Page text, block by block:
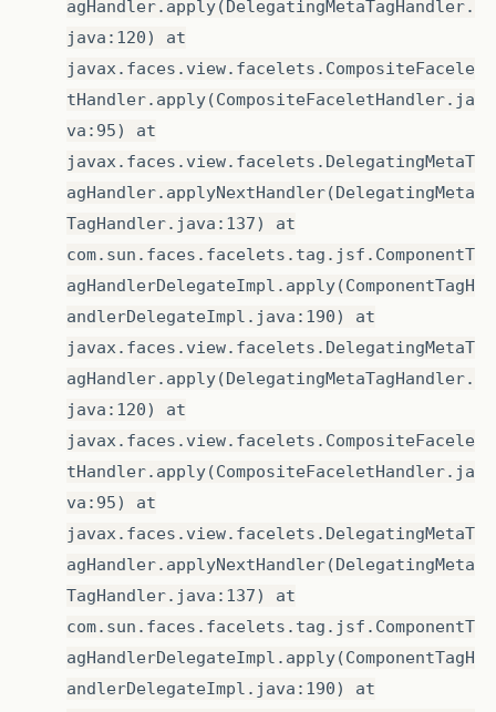
agHandler.apply(DelegatingMetaTagHandler.
java:120) at
javax.faces.view.facelets.CompositeFacele
tHandler.apply(CompositeFaceletHandler.ja
va:95) at
javax.faces.view.facelets.DelegatingMetaT
agHandler.applyNextHandler(DelegatingMeta
TagHandler.java:137) at
com.sun.faces.facelets.tag.jsf.ComponentT
agHandlerDelegateImpl.apply(ComponentTagH
andlerDelegateImpl.java:190) at
javax.faces.view.facelets.DelegatingMetaT
agHandler.apply(DelegatingMetaTagHandler.
java:120) at
javax.faces.view.facelets.CompositeFacele
tHandler.apply(CompositeFaceletHandler.ja
va:95) at
javax.faces.view.facelets.DelegatingMetaT
agHandler.applyNextHandler(DelegatingMeta
TagHandler.java:137) at
com.sun.faces.facelets.tag.jsf.ComponentT
agHandlerDelegateImpl.apply(ComponentTagH
andlerDelegateImpl.java:190) at